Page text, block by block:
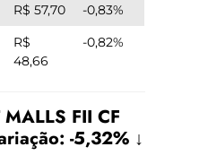
R$ 57,70
-0,83%
R$
48,66
-0,82%
FII CF
-5,32% ↓